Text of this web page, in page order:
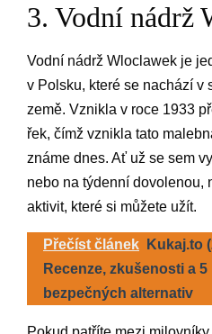
3. Vodní nádrž
Vodní nádrž Wloclawek je
v Polsku, které se nachází v
země. Vznikla v roce 1933
řek, čímž vznikla tato
známe dnes. Ať už se sem
nebo na týdenní dovolenou,
aktivit, které si můžete užít.
Přečíst článek
Kukaj.to
Recenze, zkušenosti a 5
bezpečných alternativ